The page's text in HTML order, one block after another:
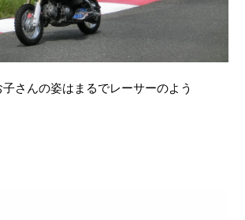
子さんの姿はまるでレーサーのよう